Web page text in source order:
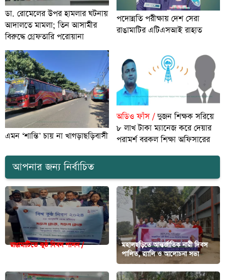
ডা. রোমেলের উপর হামলার ঘটনায়
আদালতে মামলা; তিন আসামীর
বিরুদ্ধে গ্রেফতারি পরোয়ানা
পদোন্নতি পরীক্ষায় দেশ সেরা
রাঙামাটির এটিএসআই রাহাত
এমন ‘শান্তি’ চায় না খাগড়াছড়িবাসী
অডিও ফাঁস /দুজন শিক্ষক সরিয়ে
৮ লাখ টাকা ম্যানেজ করে দেয়ার
পরামর্শ বরকল শিক্ষা অফিসারের
আপনার জন্য নির্বাচিত
রাঙামাটিতে কুষ্ঠ দিবস পালন /
মহালছড়িতে আন্তর্জাতিক নারী দিবস
পালিত, র‍্যালি ও আলোচনা সভা